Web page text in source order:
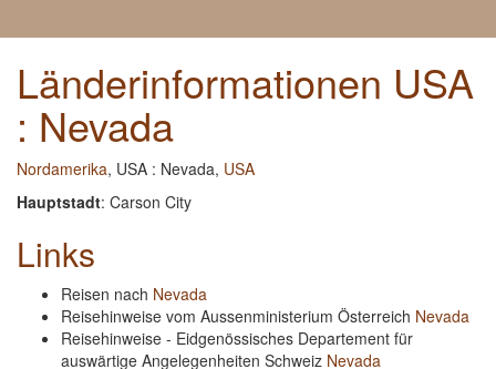
Länderinformationen USA
: Nevada
Nordamerika, USA : Nevada, USA
Hauptstadt: Carson City
Links
Reisen nach Nevada
Reisehinweise vom Aussenministerium Österreich Nevada
Reisehinweise - Eidgenössisches Departement für
auswärtige Angelegenheiten Schweiz Nevada